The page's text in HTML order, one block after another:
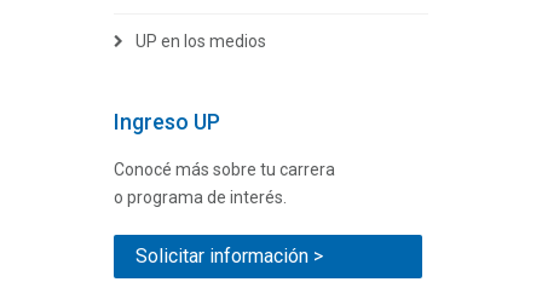
UP en los medios
Ingreso UP
Conocé más sobre tu carrera
o programa de interés.
Solicitar información >